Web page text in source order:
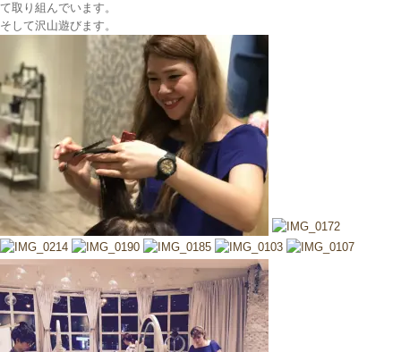
て取り組んでいます。
そして沢山遊びます。